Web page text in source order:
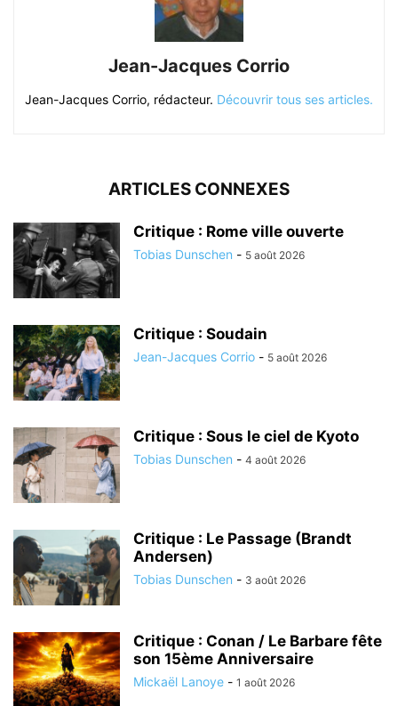
Jean-Jacques Corrio
Jean-Jacques Corrio, rédacteur. Découvrir tous ses articles.
ARTICLES CONNEXES
Critique : Rome ville ouverte
Tobias Dunschen - 5 août 2026
Critique : Soudain
Jean-Jacques Corrio - 5 août 2026
Critique : Sous le ciel de Kyoto
Tobias Dunschen - 4 août 2026
Critique : Le Passage (Brandt
Andersen)
Tobias Dunschen - 3 août 2026
Critique : Conan / Le Barbare fête
son 15ème Anniversaire
Mickaël Lanoye - 1 août 2026